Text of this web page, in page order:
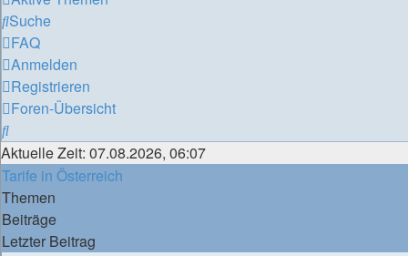
Suche
FAQ
Anmelden
Registrieren
Foren-Übersicht
Suche
Aktuelle Zeit: 07.08.2026, 06:07
Tarife in Österreich
Themen
Beiträge
Letzter Beitrag